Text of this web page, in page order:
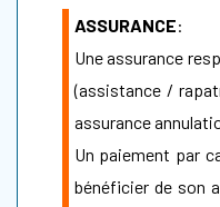
ASSURANCE:
Une assurance
(assistance /
assurance
Un paiement par
bénéficier de son